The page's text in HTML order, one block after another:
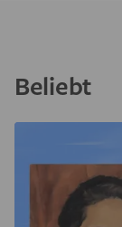
Beliebt